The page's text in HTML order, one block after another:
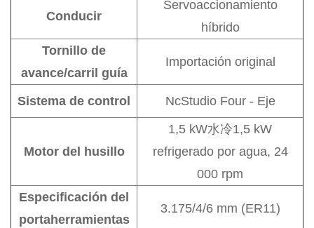
Conducir
Servoaccionamiento
híbrido
Tornillo de
avance/carril guía
Importación original
Sistema de control NcStudio Four - Eje
Motor del husillo
1,5 kW水冷1,5 kW
refrigerado por agua, 24
000 rpm
Especificación del
portaherramientas
3.175/4/6 mm (ER11)